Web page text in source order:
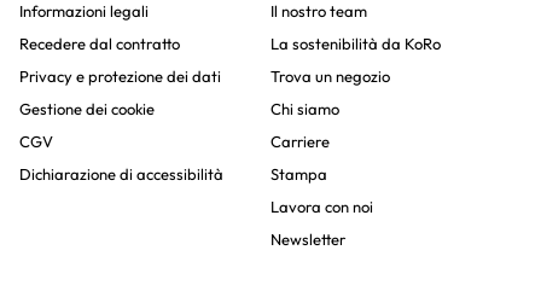
Informazioni legali
Recedere dal contratto
Privacy e protezione dei dati
Gestione dei cookie
CGV
Dichiarazione di accessibilità
Il nostro team
La sostenibilità da KoRo
Trova un negozio
Chi siamo
Carriere
Stampa
Lavora con noi
Newsletter